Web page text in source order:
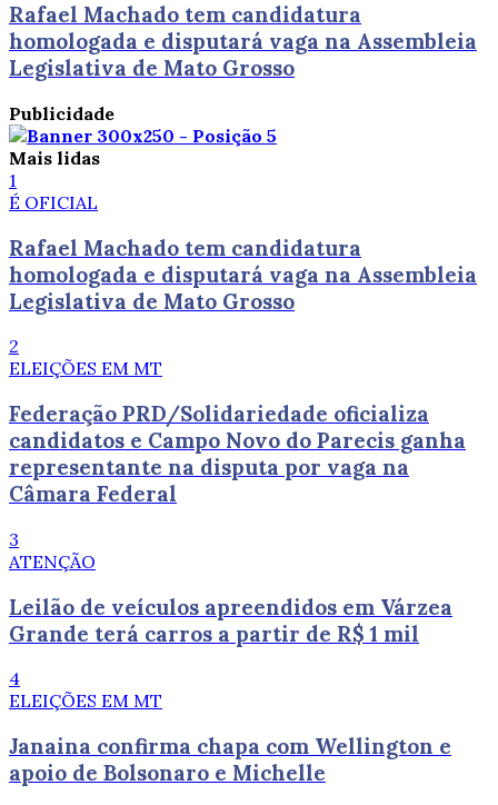
Rafael Machado tem candidatura
homologada e disputará vaga na Assembleia
Legislativa de Mato Grosso
Publicidade
Mais lidas
1
É OFICIAL
Rafael Machado tem candidatura
homologada e disputará vaga na Assembleia
Legislativa de Mato Grosso
2
ELEIÇÕES EM MT
Federação PRD/Solidariedade oficializa
candidatos e Campo Novo do Parecis ganha
representante na disputa por vaga na
Câmara Federal
3
ATENÇÃO
Leilão de veículos apreendidos em Várzea
Grande terá carros a partir de R$ 1 mil
4
ELEIÇÕES EM MT
Janaina confirma chapa com Wellington e
apoio de Bolsonaro e Michelle